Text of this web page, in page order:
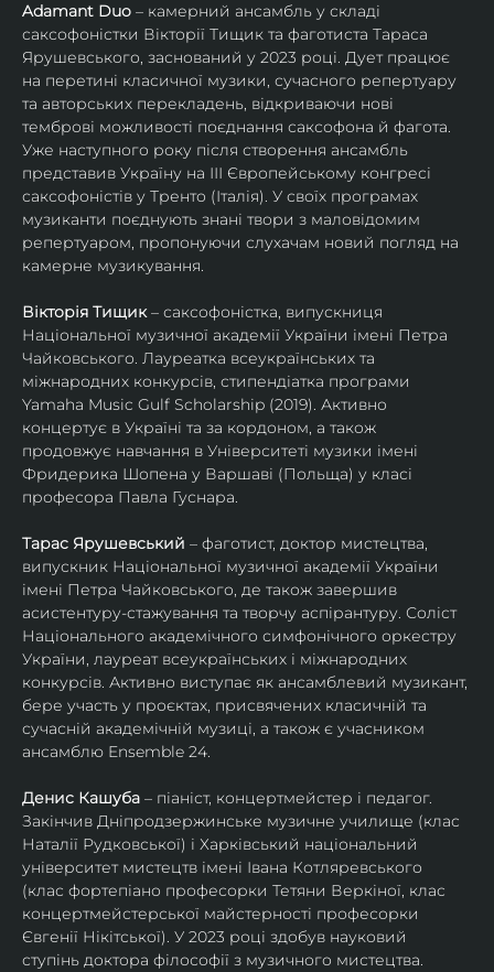
Adamant Duo – камерний ансамбль у складі
саксофоністки Вікторії Тищик та фаготиста Тараса
Ярушевського, заснований у 2023 році. Дует працює
на перетині класичної музики, сучасного репертуару
та авторських перекладень, відкриваючи нові
темброві можливості поєднання саксофона й фагота.
Уже наступного року після створення ансамбль
представив Україну на ІІІ Європейському конгресі
саксофоністів у Тренто (Італія). У своїх програмах
музиканти поєднують знані твори з маловідомим
репертуаром, пропонуючи слухачам новий погляд на
камерне музикування.
Вікторія Тищик – саксофоністка, випускниця
Національної музичної академії України імені Петра
Чайковського. Лауреатка всеукраїнських та
міжнародних конкурсів, стипендіатка програми
Yamaha Music Gulf Scholarship (2019). Активно
концертує в Україні та за кордоном, а також
продовжує навчання в Університеті музики імені
Фридерика Шопена у Варшаві (Польща) у класі
професора Павла Гуснара.
Тарас Ярушевський – фаготист, доктор мистецтва,
випускник Національної музичної академії України
імені Петра Чайковського, де також завершив
асистентуру-стажування та творчу аспірантуру. Соліст
Національного академічного симфонічного оркестру
України, лауреат всеукраїнських і міжнародних
конкурсів. Активно виступає як ансамблевий музикант,
бере участь у проєктах, присвячених класичній та
сучасній академічній музиці, а також є учасником
ансамблю Ensemble 24.
Денис Кашуба – піаніст, концертмейстер і педагог.
Закінчив Дніпродзержинське музичне училище (клас
Наталії Рудковської) і Харківський національний
університет мистецтв імені Івана Котляревського
(клас фортепіано професорки Тетяни Веркіної, клас
концертмейстерської майстерності професорки
Євгенії Нікітської). У 2023 році здобув науковий
ступінь доктора філософії з музичного мистецтва.